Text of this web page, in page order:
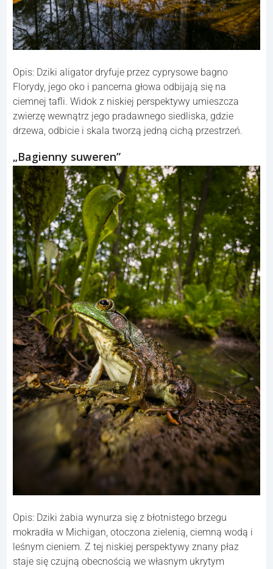
Opis: Dziki aligator dryfuje przez cyprysowe bagno
Florydy, jego oko i pancerna głowa odbijają się na
ciemnej tafli. Widok z niskiej perspektywy umieszcza
zwierzę wewnątrz jego pradawnego siedliska, gdzie
drzewa, odbicie i skala tworzą jedną cichą przestrzeń.
„Bagienny suweren”
Opis: Dziki żabia wynurza się z błotnistego brzegu
mokradła w Michigan, otoczona zielenią, ciemną wodą i
leśnym cieniem. Z tej niskiej perspektywy znany płaz
staje się czujną obecnością we własnym ukrytym